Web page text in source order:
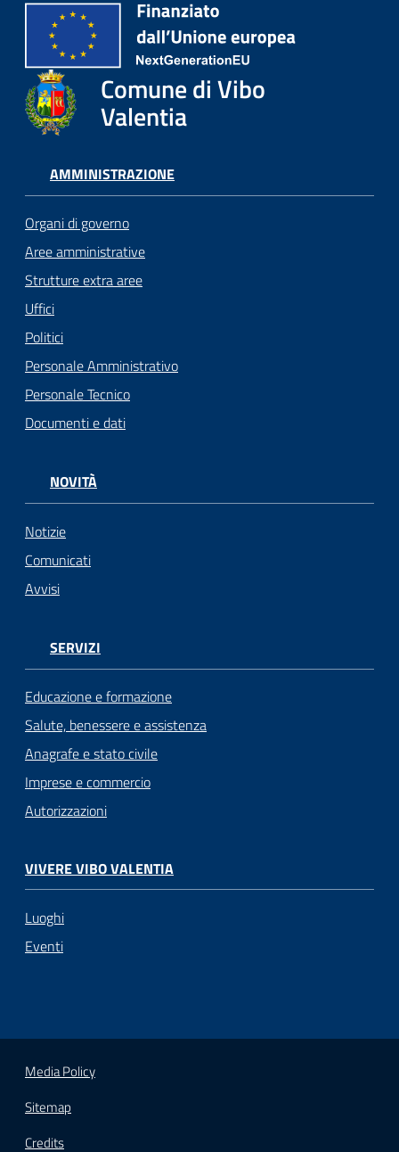
Comune di Vibo
Valentia
AMMINISTRAZIONE
Organi di governo
Aree amministrative
Strutture extra aree
Uffici
Politici
Personale Amministrativo
Personale Tecnico
Documenti e dati
NOVITÀ
Notizie
Comunicati
Avvisi
SERVIZI
Educazione e formazione
Salute, benessere e assistenza
Anagrafe e stato civile
Imprese e commercio
Autorizzazioni
VIVERE VIBO VALENTIA
Luoghi
Eventi
Media Policy
Sitemap
Credits